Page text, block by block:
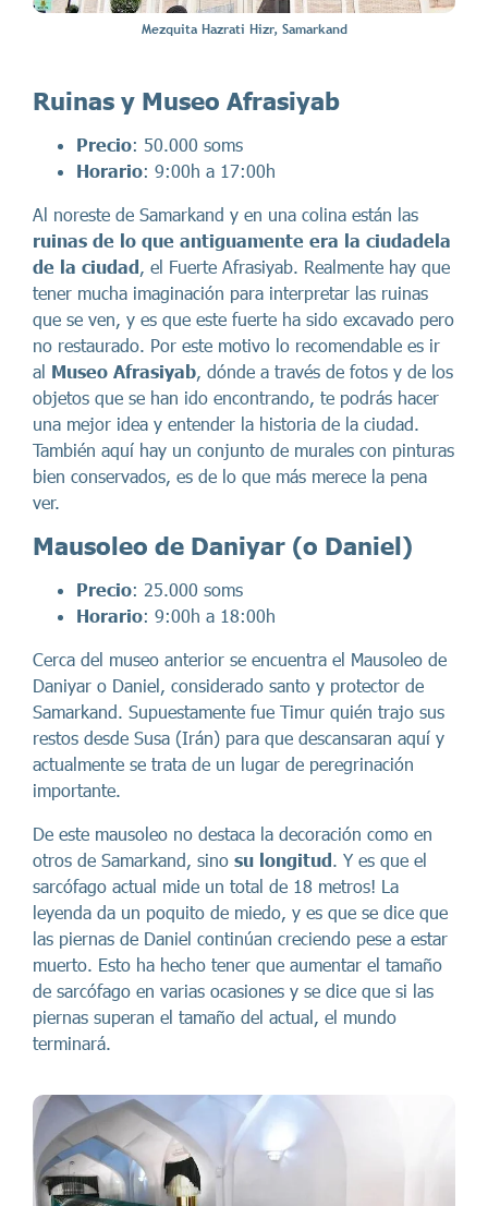
Mezquita Hazrati Hizr, Samarkand
Ruinas y Museo Afrasiyab
Precio: 50.000 soms
Horario: 9:00h a 17:00h
Al noreste de Samarkand y en una colina están las
ruinas de lo que antiguamente era la ciudadela
de la ciudad, el Fuerte Afrasiyab. Realmente hay que
tener mucha imaginación para interpretar las ruinas
que se ven, y es que este fuerte ha sido excavado pero
no restaurado. Por este motivo lo recomendable es ir
al Museo Afrasiyab, dónde a través de fotos y de los
objetos que se han ido encontrando, te podrás hacer
una mejor idea y entender la historia de la ciudad.
También aquí hay un conjunto de murales con pinturas
bien conservados, es de lo que más merece la pena
ver.
Mausoleo de Daniyar (o Daniel)
Precio: 25.000 soms
Horario: 9:00h a 18:00h
Cerca del museo anterior se encuentra el Mausoleo de
Daniyar o Daniel, considerado santo y protector de
Samarkand. Supuestamente fue Timur quién trajo sus
restos desde Susa (Irán) para que descansaran aquí y
actualmente se trata de un lugar de peregrinación
importante.
De este mausoleo no destaca la decoración como en
otros de Samarkand, sino su longitud. Y es que el
sarcófago actual mide un total de 18 metros! La
leyenda da un poquito de miedo, y es que se dice que
las piernas de Daniel continúan creciendo pese a estar
muerto. Esto ha hecho tener que aumentar el tamaño
de sarcófago en varias ocasiones y se dice que si las
piernas superan el tamaño del actual, el mundo
terminará.